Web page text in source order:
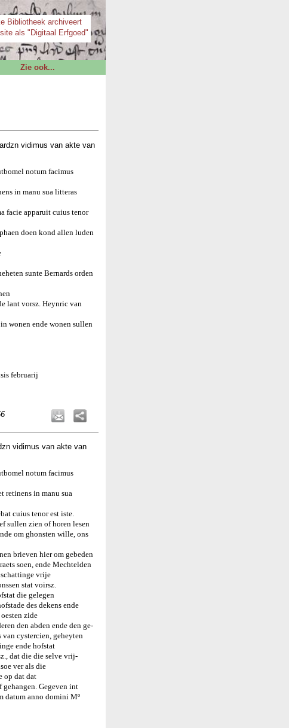
Bibliotheek archiveert
als "Digitaal Erfgoed"
Zie ook...
vidimus van akte van
notum facimus
in manu sua litteras
facie apparuit cuius tenor
doen kond allen luden
sunte Bernards orden
lant vorsz. Heynric van
wonen ende wonen sullen
februarij
vidimus van akte van
notum facimus
retinens in manu sua
cuius tenor est iste.
sullen zien of horen lesen
om ghonsten wille, ons
brieven hier om gebeden
soen, ende Mechtelden
vrije
stat voirsz.
die gelegen
des dekens ende
zide
den abden ende den ge-
van cystercien, geheyten
ende hofstat
dat die die selve vrij-
ver als die
op dat dat
gehangen. Gegeven int
datum anno domini Mº